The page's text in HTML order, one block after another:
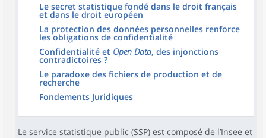
Le secret statistique fondé dans le droit français
et dans le droit européen
La protection des données personnelles renforce
les obligations de confidentialité
Confidentialité et Open Data, des injonctions
contradictoires ?
Le paradoxe des fichiers de production et de
recherche
Fondements Juridiques
Le service statistique public (SSP) est composé de l’Insee et